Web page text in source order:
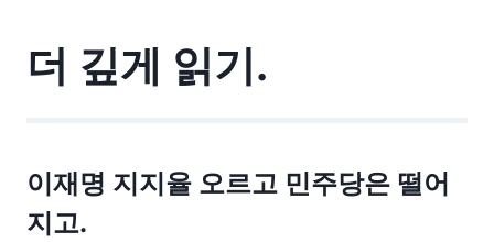
더 깊게 읽기.
이재명 지지율 오르고 민주당은 떨어
지고.